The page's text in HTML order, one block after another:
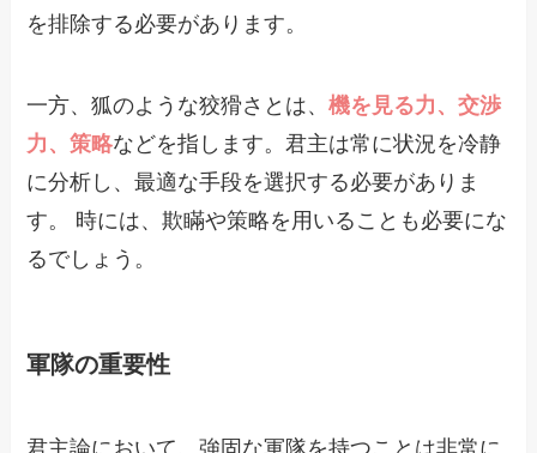
を排除する必要があります。
一方、狐のような狡猾さとは、機を見る力、交渉
力、策略などを指します。君主は常に状況を冷静
に分析し、最適な手段を選択する必要がありま
す。 時には、欺瞞や策略を用いることも必要にな
るでしょう。
軍隊の重要性
君主論において、強固な軍隊を持つことは非常に